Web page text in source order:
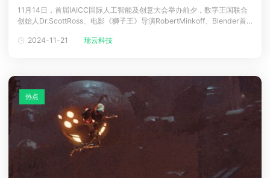
泛CG交流会
泛CG交流会
泛CG交流会
泛CG交流会
泛CG交流会
泛CG交流会
教育优惠
教育优惠
教育优惠
教育优惠
教育优惠
教育优惠
关于我们
下载
登录
11月14日，首届IAICC国际人工智能及创意大会举办前夕，数字王国联合
创始人Dr.ScottRoss、电影《狮子王》导演RobertMinkoff、Blender首
等十余位行业大咖到访瑞云科技。会上，瑞云科技团队对公司发展历程、
2024-11-21 瑞云科技
热点